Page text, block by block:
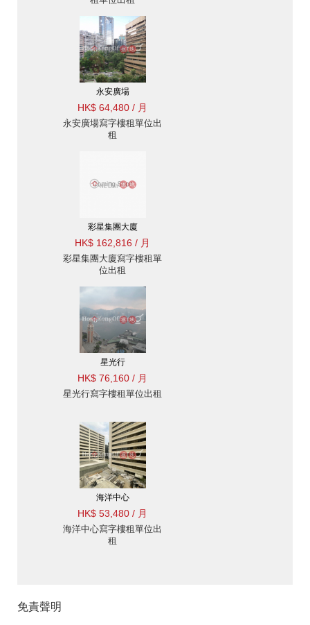
永安廣場
HK$ 64,480 / 月
永安廣場寫字樓租單位出
租
彩星集團大廈
HK$ 162,816 / 月
彩星集團大廈寫字樓租單
位出租
星光行
HK$ 76,160 / 月
星光行寫字樓租單位出租
海洋中心
HK$ 53,480 / 月
海洋中心寫字樓租單位出
租
免責聲明